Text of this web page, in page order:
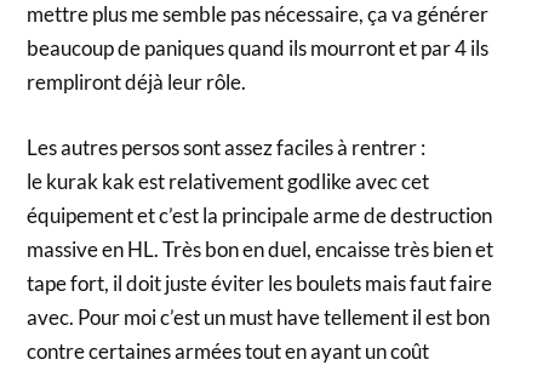
mettre plus me semble pas nécessaire, ça va générer
beaucoup de paniques quand ils mourront et par 4 ils
rempliront déjà leur rôle.
Les autres persos sont assez faciles à rentrer :
le kurak kak est relativement godlike avec cet
équipement et c’est la principale arme de destruction
massive en HL. Très bon en duel, encaisse très bien et
tape fort, il doit juste éviter les boulets mais faut faire
avec. Pour moi c’est un must have tellement il est bon
contre certaines armées tout en ayant un coût